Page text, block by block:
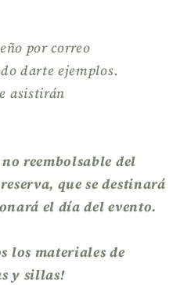
por correo
darte ejemplos.
asistirán
reembolsable del
que se destinará
el día del evento.
los materiales de
y sillas!